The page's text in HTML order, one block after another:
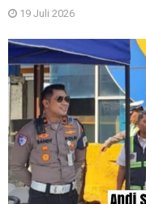
19 Juli 2026